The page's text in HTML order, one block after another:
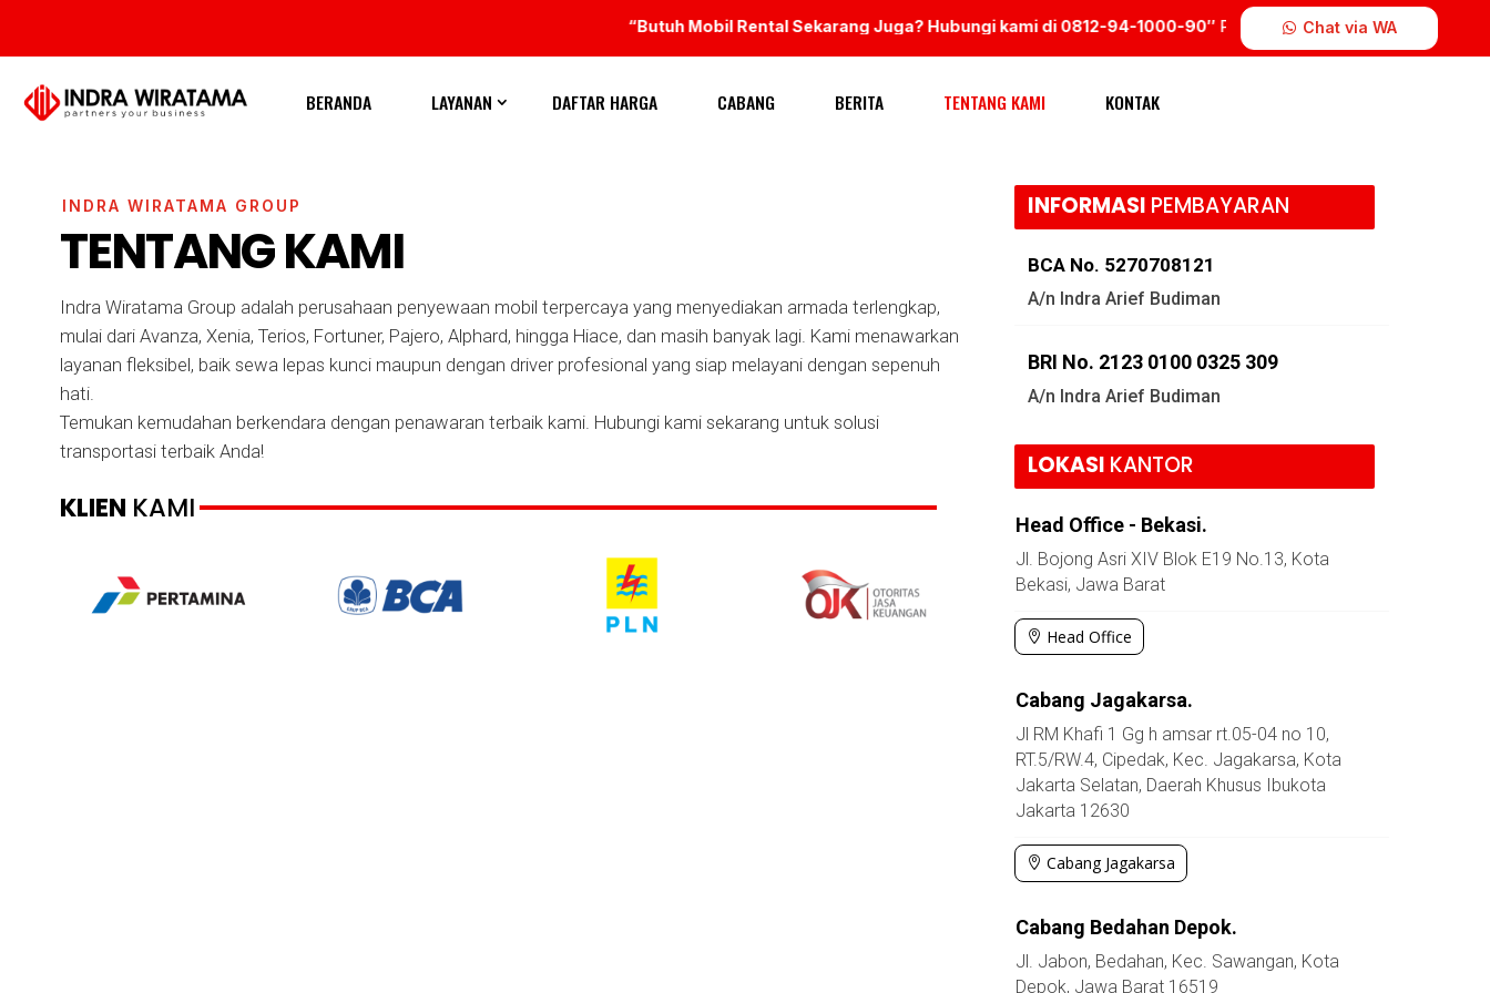
“Butuh Mobil Rental Sekarang Juga? Hubungi kami di 0812-94-1000-90″PT Indra Wiratama Group.
Chat via WA
BERANDA LAYANAN DAFTAR HARGA CABANG BERITA TENTANG KAMI KONTAK
INDRA WIRATAMA GROUP
TENTANG KAMI
Indra Wiratama Group adalah perusahaan penyewaan mobil terpercaya yang menyediakan armada terlengkap,
mulai dari Avanza, Xenia, Terios, Fortuner, Pajero, Alphard, hingga Hiace, dan masih banyak lagi. Kami menawarkan
layanan fleksibel, baik sewa lepas kunci maupun dengan driver profesional yang siap melayani dengan sepenuh
hati.
Temukan kemudahan berkendara dengan penawaran terbaik kami. Hubungi kami sekarang untuk solusi
transportasi terbaik Anda!
KLIEN KAMI
INFORMASI PEMBAYARAN
BCA No. 5270708121
A/n Indra Arief Budiman
BRI No. 2123 0100 0325 309
A/n Indra Arief Budiman
LOKASI KANTOR
Head Office - Bekasi.
Jl. Bojong Asri XIV Blok E19 No.13, Kota
Bekasi, Jawa Barat
Head Office
Cabang Jagakarsa.
Jl RM Khafi 1 Gg h amsar rt.05-04 no 10,
RT.5/RW.4, Cipedak, Kec. Jagakarsa, Kota
Jakarta Selatan, Daerah Khusus Ibukota
Jakarta 12630
Cabang Jagakarsa
Cabang Bedahan Depok.
Jl. Jabon, Bedahan, Kec. Sawangan, Kota
Depok, Jawa Barat 16519